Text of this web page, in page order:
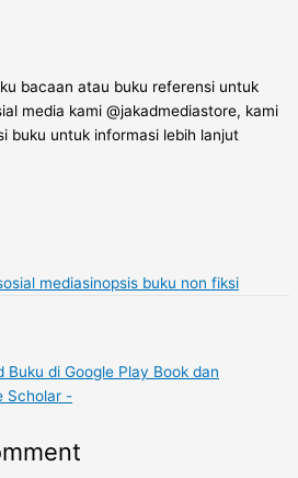
bacaan atau buku referensi untuk
media kami @jakadmediastore, kami
buku untuk informasi lebih lanjut
mediasinopsis buku non fiksi
Buku di Google Play Book dan
Scholar -